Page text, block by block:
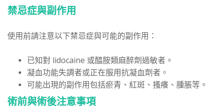
禁忌症與副作用
使用前請注意以下禁忌症與可能的副作用：
已知對 lidocaine 或醯胺類麻醉劑過敏者。
凝血功能失調者或正在服用抗凝血劑者。
可能出現的副作用包括瘀青、紅斑、搔癢、腫脹等。
術前與術後注意事項